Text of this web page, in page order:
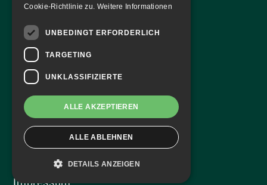
Hallenmagazin
FAF Blog
Team
Mannschaft
Du hast Fragen?
Datenschutz
Impressum
Cookie-Richtlinie zu. Weitere Informationen
UNBEDINGT ERFORDERLICH
TARGETING
UNKLASSIFIZIERTE
ALLE AKZEPTIEREN
ALLE ABLEHNEN
DETAILS ANZEIGEN